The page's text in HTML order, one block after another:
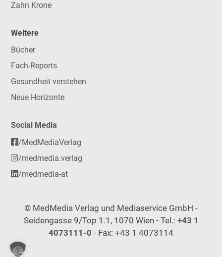
Zahn Krone
Weitere
Bücher
Fach-Reports
Gesundheit verstehen
Neue Horizonte
Social Media
/MedMediaVerlag
/medmedia.verlag
/medmedia-at
© MedMedia Verlag und Mediaservice GmbH -
Seidengasse 9/Top 1.1, 1070 Wien - Tel.: +43 1
4073111-0 - Fax: +43 1 4073114